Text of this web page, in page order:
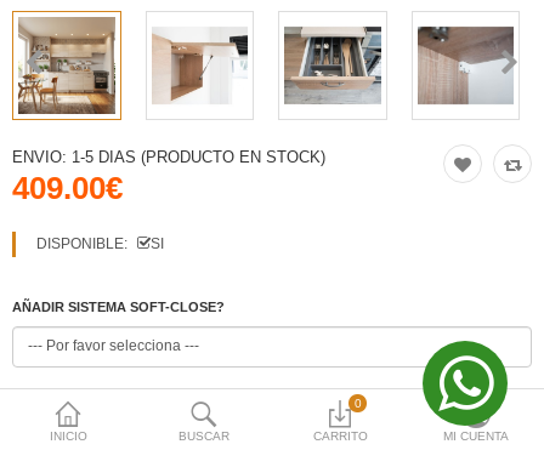
INICIO BUSCAR
0
CARRITO MI CUENTA
ENVIO: 1-5 DIAS (PRODUCTO EN STOCK)
409.00€
DISPONIBLE: SI
AÑADIR SISTEMA SOFT-CLOSE?
NECESITAS GRIFO?